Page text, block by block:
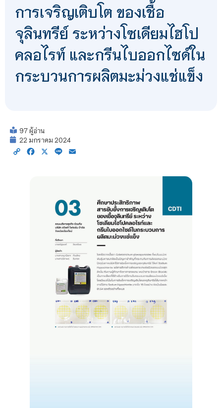
การเจริญเติบโต ของเชื้อ
จุลินทรีย์ ระหว่างโซเดียมไฮโป
คลอไรท์ และกรีนไบออกไซด์ใน
กระบวนการผลิตมะม่วงแช่แข็ง
97 ผู้อ่าน
22 มกราคม 2024
Copy Facebook
X Line